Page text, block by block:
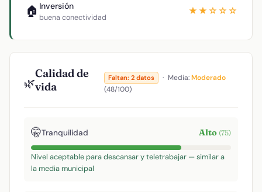
🏠 Inversión
buena conectividad
★★☆☆☆
🌿
Calidad de
vida
Faltan: 2 datos · Media:Moderado
(48/100)
🤫Tranquilidad Alto (75)
Nivel aceptable para descansar y teletrabajar — similar a
la media municipal